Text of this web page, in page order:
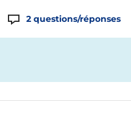
2 questions/réponses